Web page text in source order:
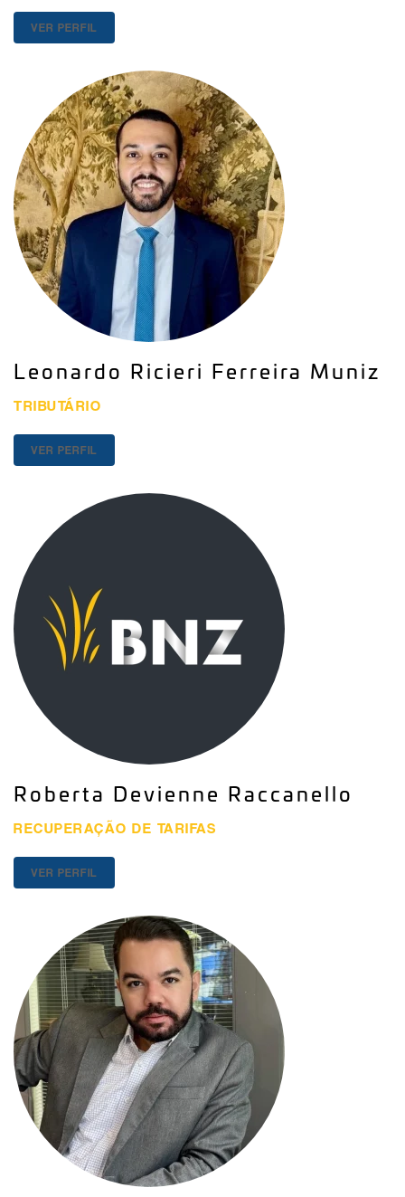
VER PERFIL
Leonardo Ricieri Ferreira Muniz
TRIBUTÁRIO
VER PERFIL
Roberta Devienne Raccanello
RECUPERAÇÃO DE TARIFAS
VER PERFIL